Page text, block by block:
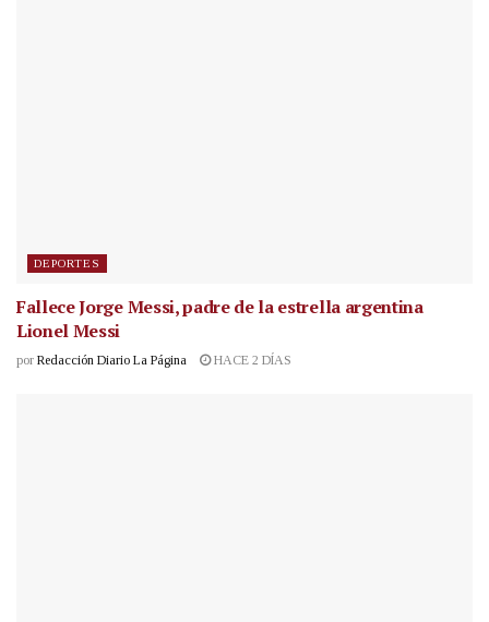
DEPORTES
Fallece Jorge Messi, padre de la estrella argentina
Lionel Messi
por Redacción Diario La Página HACE 2 DÍAS